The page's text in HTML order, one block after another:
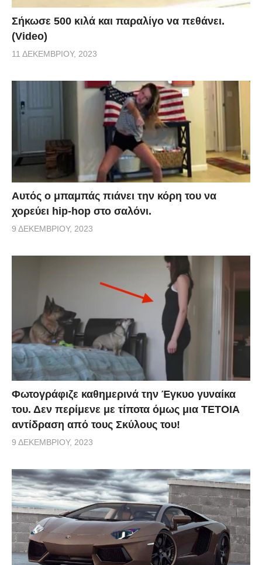
Σήκωσε 500 κιλά και παραλίγο να πεθάνει.
(Video)
11 ΔΕΚΕΜΒΡΊΟΥ, 2023
Αυτός ο μπαμπάς πιάνει την κόρη του να
χορεύει hip-hop στο σαλόνι.
9 ΔΕΚΕΜΒΡΊΟΥ, 2023
Φωτογράφιζε καθημερινά την Έγκυο γυναίκα
του. Δεν περίμενε με τίποτα όμως μια ΤΕΤΟΙΑ
αντίδραση από τους Σκύλους του!
9 ΔΕΚΕΜΒΡΊΟΥ, 2023